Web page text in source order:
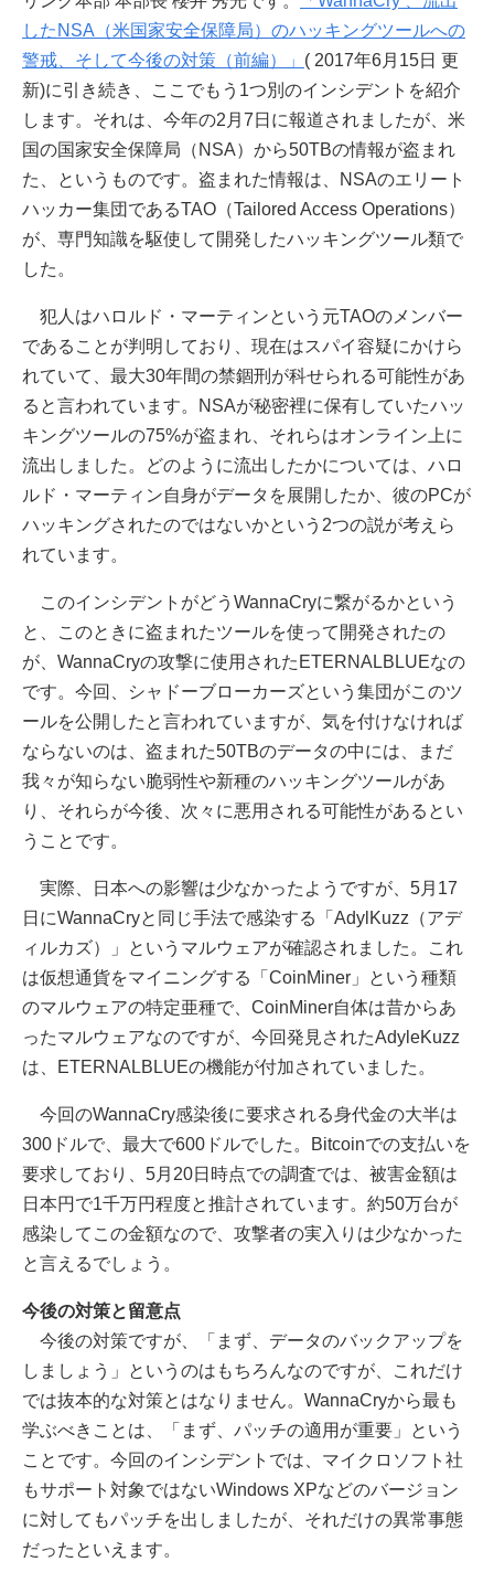
したNSA（米国家安全保障局）のハッキングツールへの
警戒、そして今後の対策（前編）」 ( 2017年6月15日 更
新)に引き続き、ここでもう1つ別のインシデントを紹介
します。それは、今年の2月7日に報道されましたが、米
国の国家安全保障局（NSA）から50TBの情報が盗まれ
た、というものです。盗まれた情報は、NSAのエリート
ハッカー集団であるTAO（Tailored Access Operations）
が、専門知識を駆使して開発したハッキングツール類で
した。
犯人はハロルド・マーティンという元TAOのメンバー
であることが判明しており、現在はスパイ容疑にかけら
れていて、最大30年間の禁錮刑が科せられる可能性があ
ると言われています。NSAが秘密裡に保有していたハッ
キングツールの75%が盗まれ、それらはオンライン上に
流出しました。どのように流出したかについては、ハロ
ルド・マーティン自身がデータを展開したか、彼のPCが
ハッキングされたのではないかという2つの説が考えら
れています。
このインシデントがどうWannaCryに繋がるかという
と、このときに盗まれたツールを使って開発されたの
が、WannaCryの攻撃に使用されたETERNALBLUEなの
です。今回、シャドーブローカーズという集団がこのツ
ールを公開したと言われていますが、気を付けなければ
ならないのは、盗まれた50TBのデータの中には、まだ
我々が知らない脆弱性や新種のハッキングツールがあ
り、それらが今後、次々に悪用される可能性があるとい
うことです。
実際、日本への影響は少なかったようですが、5月17
日にWannaCryと同じ手法で感染する「AdylKuzz（アデ
ィルカズ）」というマルウェアが確認されました。これ
は仮想通貨をマイニングする「CoinMiner」という種類
のマルウェアの特定亜種で、CoinMiner自体は昔からあ
ったマルウェアなのですが、今回発見されたAdyleKuzz
は、ETERNALBLUEの機能が付加されていました。
今回のWannaCry感染後に要求される身代金の大半は
300ドルで、最大で600ドルでした。Bitcoinでの支払いを
要求しており、5月20日時点での調査では、被害金額は
日本円で1千万円程度と推計されています。約50万台が
感染してこの金額なので、攻撃者の実入りは少なかった
と言えるでしょう。
今後の対策と留意点
今後の対策ですが、「まず、データのバックアップを
しましょう」というのはもちろんなのですが、これだけ
では抜本的な対策とはなりません。WannaCryから最も
学ぶべきことは、「まず、パッチの適用が重要」という
ことです。今回のインシデントでは、マイクロソフト社
もサポート対象ではないWindows XPなどのバージョン
に対してもパッチを出しましたが、それだけの異常事態
だったといえます。